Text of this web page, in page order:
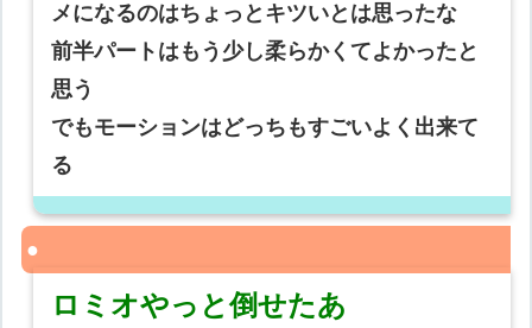
メになるのはちょっとキツいとは思ったな
前半パートはもう少し柔らかくてよかったと
思う
でもモーションはどっちもすごいよく出来て
る
ロミオやっと倒せたあ